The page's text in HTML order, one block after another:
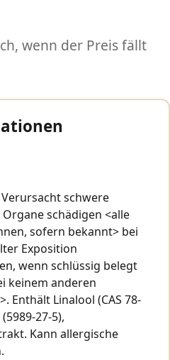
wenn der Preis fällt
schwere
schädigen <alle
sofern bekannt> bei
Exposition
wenn schlüssig belegt
keinem anderen
Enthält Linalool (CAS 78-
27-5),
Kann allergische